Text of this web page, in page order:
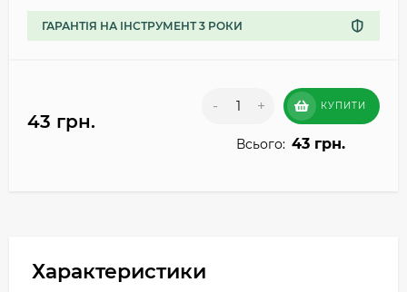
ГАРАНТІЯ НА ІНСТРУМЕНТ 3 РОКИ
43 грн.
- + КУПИТИ
Всього: 43 грн.
Характеристики